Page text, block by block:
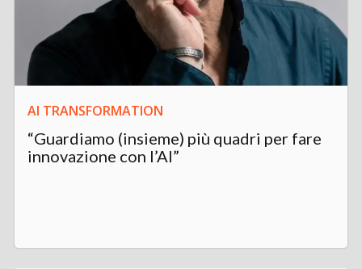
AI TRANSFORMATION
“Guardiamo (insieme) più quadri per fare
innovazione con l’AI”